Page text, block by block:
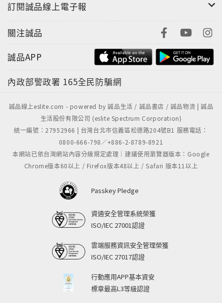
Conservatory)畢業.在校受教於Guy Ropartz,後來拜
Fallot 門下,技藝愈加精進.在安塞美指揮洛桑管絃樂團
(Orchestre de la Suisse Romande)期間,他也是大提
琴首席.演奏之餘,Paul Burger同時也是知名的大提琴名
師,並且有數本專論,述藝等身.他的巴哈無伴奏全集享負
盛名,可惜限於出版通路,知者甚稀.然而唱片收藏界熟悉
他在ARCO的私人錄音,可惜只有第2及4號出版,這也是我
們已知他的巴哈無伴奏錄音.在拜訪他的故宅過程,除了他
少許的ARCO唱片庫存外(已售罄),我們驚喜地發現他的
全套錄音母帶,竟然就留存他的家中!這又是大提琴錄音
收藏界重大的發現.我們謹慎地採全類比壓製250份,也欣
喜發現全集和早前單張錄音成就一般,錄音發燒、演奏緻
訂閱誠品線上電子報
關注誠品
誠品APP
內政部警政署 165全民防騙網
誠品線上eslite.com - powered by 誠品生活 / 誠品書店 / 誠品物流 | 誠品
生活股份有限公司 (eslite Spectrum Corporation)
統一編號：27952966 | 台灣台北市信義區松德路204號B1 服務電話：
0800-666-798／+886-2-8789-8921
本網站已依台灣網站內容分級規定處理｜建議使用瀏覽器版本：Google
Chrome版本60以上 / Firefox版本48以上 / Safari 版本11以上
Passkey Pledge
資通安全管理系統榮獲
ISO/IEC 27001認證
雲端服務資訊安全管理榮獲
ISO/IEC 27017認證
行動應用APP基本資安
標章最高L3等級認證